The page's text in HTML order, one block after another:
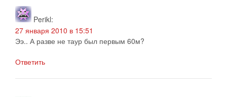
Perikl:
27 января 2010 в 15:51
Ээ.. А разве не таур был первым 60м?
Ответить